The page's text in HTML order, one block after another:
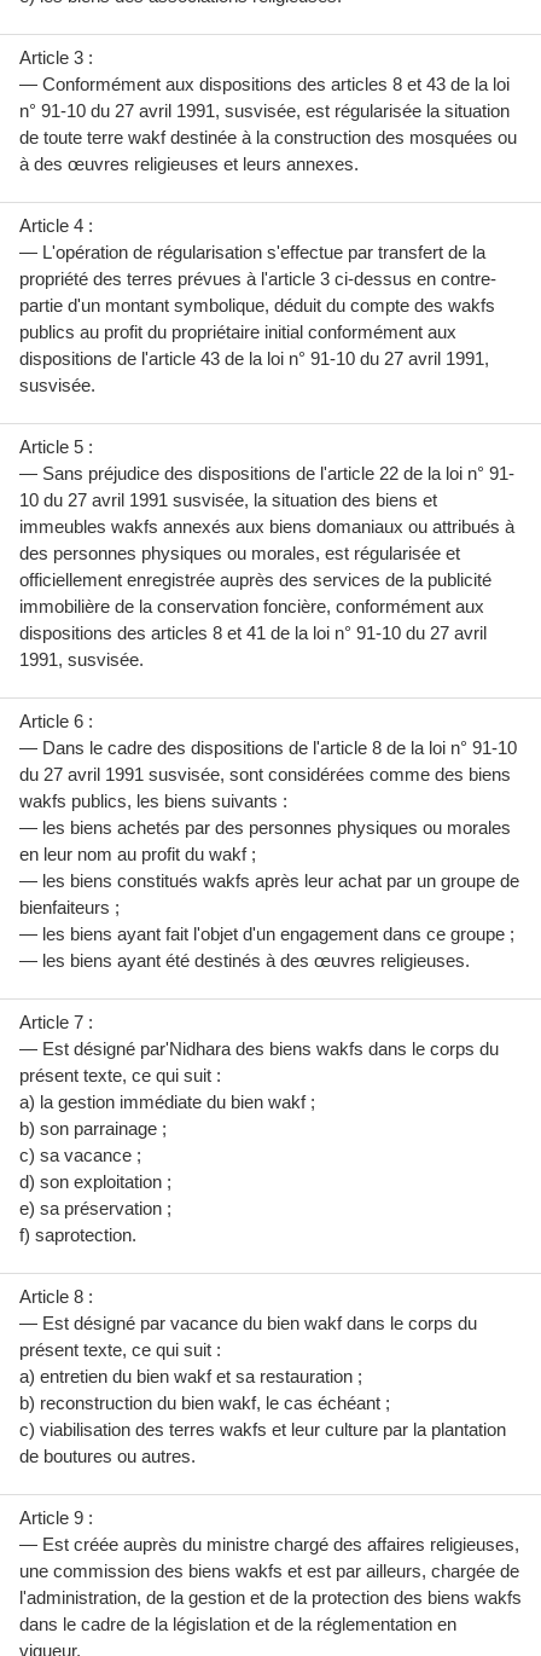
Article 3 :
— Conformément aux dispositions des articles 8 et 43 de la loi
n° 91-10 du 27 avril 1991, susvisée, est régularisée la situation
de toute terre wakf destinée à la construction des mosquées ou
à des œuvres religieuses et leurs annexes.
Article 4 :
— L'opération de régularisation s'effectue par transfert de la
propriété des terres prévues à l'article 3 ci-dessus en contre-
partie d'un montant symbolique, déduit du compte des wakfs
publics au profit du propriétaire initial conformément aux
dispositions de l'article 43 de la loi n° 91-10 du 27 avril 1991,
susvisée.
Article 5 :
— Sans préjudice des dispositions de l'article 22 de la loi n° 91-
10 du 27 avril 1991 susvisée, la situation des biens et
immeubles wakfs annexés aux biens domaniaux ou attribués à
des personnes physiques ou morales, est régularisée et
officiellement enregistrée auprès des services de la publicité
immobilière de la conservation foncière, conformément aux
dispositions des articles 8 et 41 de la loi n° 91-10 du 27 avril
1991, susvisée.
Article 6 :
— Dans le cadre des dispositions de l'article 8 de la loi n° 91-10
du 27 avril 1991 susvisée, sont considérées comme des biens
wakfs publics, les biens suivants :
— les biens achetés par des personnes physiques ou morales
en leur nom au profit du wakf ;
— les biens constitués wakfs après leur achat par un groupe de
bienfaiteurs ;
— les biens ayant fait l'objet d'un engagement dans ce groupe ;
— les biens ayant été destinés à des œuvres religieuses.
Article 7 :
— Est désigné par'Nidhara des biens wakfs dans le corps du
présent texte, ce qui suit :
a) la gestion immédiate du bien wakf ;
b) son parrainage ;
c) sa vacance ;
d) son exploitation ;
e) sa préservation ;
f) saprotection.
Article 8 :
— Est désigné par vacance du bien wakf dans le corps du
présent texte, ce qui suit :
a) entretien du bien wakf et sa restauration ;
b) reconstruction du bien wakf, le cas échéant ;
c) viabilisation des terres wakfs et leur culture par la plantation
de boutures ou autres.
Article 9 :
— Est créée auprès du ministre chargé des affaires religieuses,
une commission des biens wakfs et est par ailleurs, chargée de
l'administration, de la gestion et de la protection des biens wakfs
dans le cadre de la législation et de la réglementation en
vigueur.